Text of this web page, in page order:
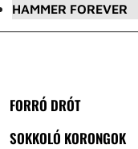
HAMMER FOREVER
FORRÓ DRÓT
SOKKOLÓ KORONGOK